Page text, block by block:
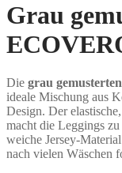
Grau
Die grau
ideale Mischung aus
Design. Der
macht die Leggings
weiche Jersey-
nach vielen Wäschen